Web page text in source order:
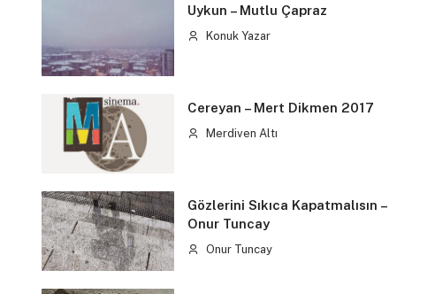
Uykun – Mutlu Çapraz
Konuk Yazar
Cereyan – Mert Dikmen 2017
Merdiven Altı
Gözlerini Sıkıca Kapatmalısın –
Onur Tuncay
Onur Tuncay